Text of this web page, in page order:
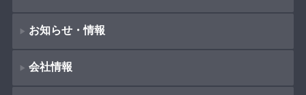
番組表
番組ジャンル
お知らせ・情報
新着情報
会社情報